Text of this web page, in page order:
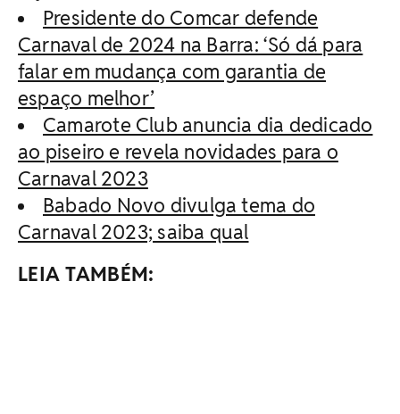
Presidente do Comcar defende
Carnaval de 2024 na Barra: ‘Só dá para
falar em mudança com garantia de
espaço melhor’
Camarote Club anuncia dia dedicado
ao piseiro e revela novidades para o
Carnaval 2023
Babado Novo divulga tema do
Carnaval 2023; saiba qual
LEIA TAMBÉM: